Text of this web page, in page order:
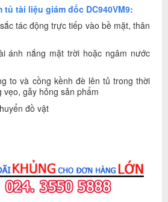
tủ tài liệu giám đốc DC940VM9:
tác động trực tiếp vào bề mặt, thân
ánh nắng mặt trời hoặc ngâm nước
to và cồng kềnh đè lên tủ trong thời
gẫy hỏng sản phẩm
đồ vật